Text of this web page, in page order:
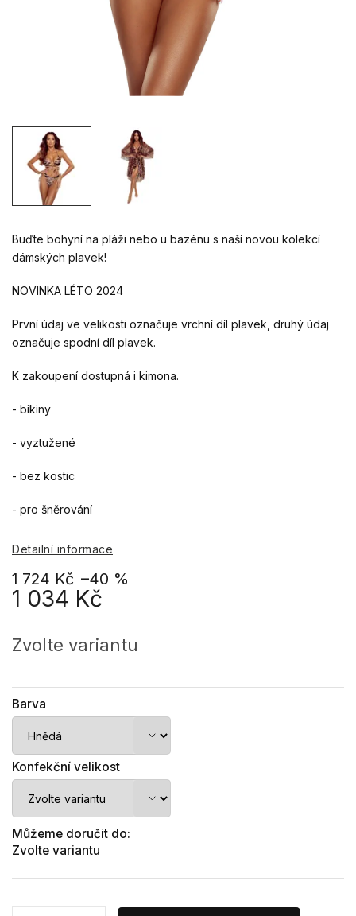
1 724 Kč –40 %
1 034 Kč
cena:
Zvolte variantu
Barva
Konfekční velikost
Můžeme doručit do:
Zvolte variantu
Buďte bohyní na pláži nebo u bazénu s naší novou kolekcí
dámských plavek!
NOVINKA LÉTO 2024
První údaj ve velikosti označuje vrchní díl plavek, druhý údaj
označuje spodní díl plavek.
K zakoupení dostupná i kimona.
- bikiny
- vyztužené
- bez kostic
- pro šněrování
Detailní informace